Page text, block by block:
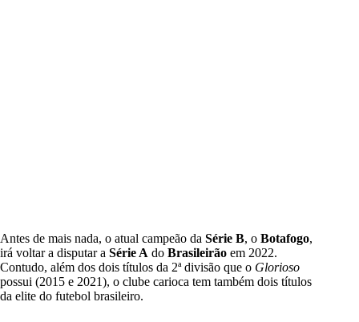
Antes de mais nada, o atual campeão da Série B, o Botafogo,
irá voltar a disputar a Série A do Brasileirão em 2022.
Contudo, além dos dois títulos da 2ª divisão que o Glorioso
possui (2015 e 2021), o clube carioca tem também dois títulos
da elite do futebol brasileiro.